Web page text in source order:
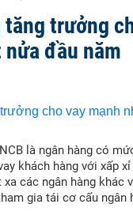
tăng trưởng
đầu năm
là ngân hàng có
khách hàng với xấp xỉ
các ngân hàng khác
gia tái cơ cấu ngân